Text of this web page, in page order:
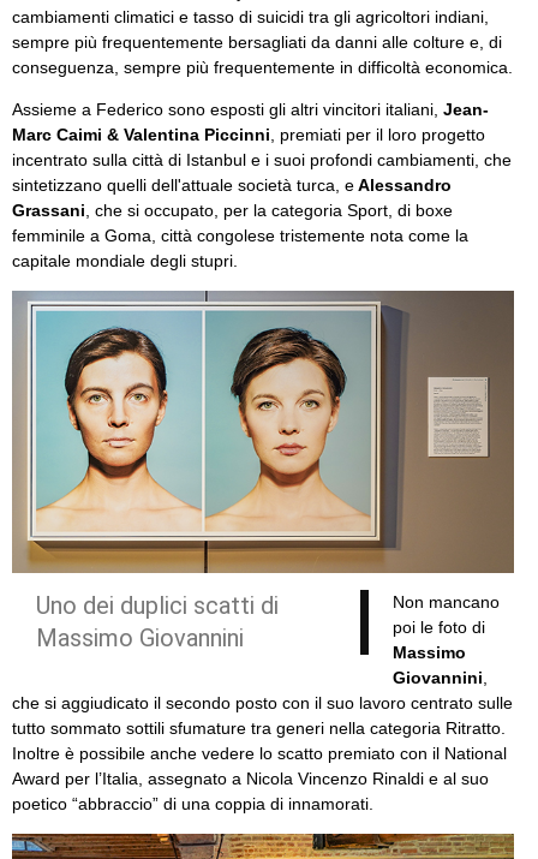
cambiamenti climatici e tasso di suicidi tra gli agricoltori indiani,
sempre più frequentemente bersagliati da danni alle colture e, di
conseguenza, sempre più frequentemente in difficoltà economica.
Assieme a Federico sono esposti gli altri vincitori italiani, Jean-
Marc Caimi & Valentina Piccinni , premiati per il loro progetto
incentrato sulla città di Istanbul e i suoi profondi cambiamenti, che
sintetizzano quelli dell'attuale società turca, eAlessandro
Grassani , che si occupato, per la categoria Sport, di boxe
femminile a Goma, città congolese tristemente nota come la
capitale mondiale degli stupri.
Uno dei duplici scatti di
Massimo Giovannini
Non mancano
poi le foto di
Massimo
Giovannini
che si aggiudicato il secondo posto con il suo lavoro centrato sulle
tutto sommato sottili sfumature tra generi nella categoria Ritratto.
Inoltre è possibile anche vedere lo scatto premiato con il National
Award per l’Italia, assegnato a Nicola Vincenzo Rinaldi e al suo
poetico “abbraccio” di una coppia di innamorati.